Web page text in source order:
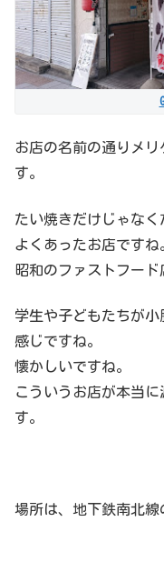
お店の名前の通りメ
す。
たい焼きだけじゃな
よくあったお店ですね
昭和のファストフード
学生や子どもたちが
感じですね。
懐かしいですね。
こういうお店が本当
す。
場所は、地下鉄南北線